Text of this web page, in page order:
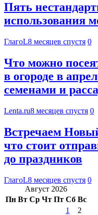
Пять
использования
ГлагоL8 месяцев спустя 0
Что можно
в огороде в
семенами и
Lenta.ru8 месяцев спустя 0
Встречаем
что стоит
до праздников
ГлагоL8 месяцев спустя 0
Август 2026
Пн Вт Ср Чт Пт Сб Вс
1
2